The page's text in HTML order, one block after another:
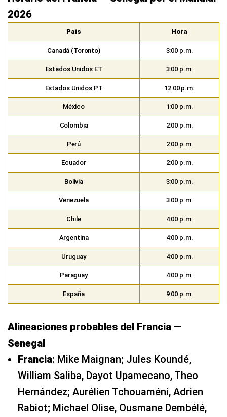
2026
País Hora
Canadá (Toronto) 3:00 p.m.
Estados Unidos ET 3:00 p.m.
Estados Unidos PT 12:00 p.m.
México 1:00 p.m.
Colombia 2:00 p.m.
Perú 2:00 p.m.
Ecuador 2:00 p.m.
Bolivia 3:00 p.m.
Venezuela 3:00 p.m.
Chile 4:00 p.m.
Argentina 4:00 p.m.
Uruguay 4:00 p.m.
Paraguay 4:00 p.m.
España 9:00 p.m.
Alineaciones probables del Francia —
Senegal
Francia: Mike Maignan; Jules Koundé,
William Saliba, Dayot Upamecano, Theo
Hernández; Aurélien Tchouaméni, Adrien
Rabiot; Michael Olise, Ousmane Dembélé,